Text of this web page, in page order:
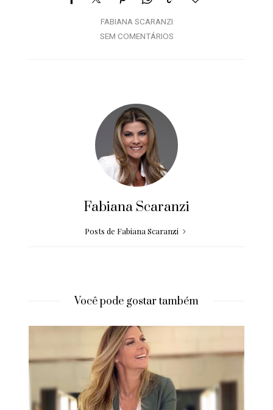
FABIANA SCARANZI
SEM COMENTÁRIOS
Fabiana Scaranzi
Posts de Fabiana Scaranzi
Você pode gostar também